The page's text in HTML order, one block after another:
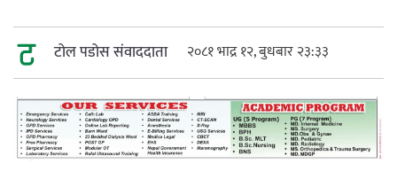
न्याय सुनिश्चित गर्न सुरक्षा निकायको दायित्व
महत्त्वपूर्ण हुन्छ : मेयर मण्डल
टोल पडोस संवाददाता २०८१ भाद्र १२, बुधबार २३:३३